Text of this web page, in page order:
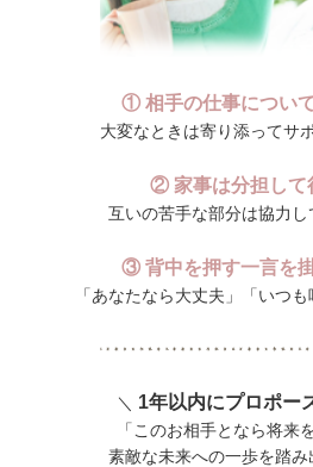
① 相手の仕事につい
大変なときは寄り添ってサ
② 家事は分担して
互いの苦手な部分は協力
③ 背中を押す一言を
「あなたなら大丈夫」「いつも
＼ 1年以内にプロポー
「このお相手となら将来
素敵な未来への一歩を踏み